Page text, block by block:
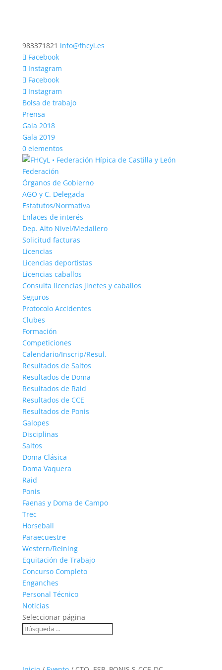
983371821 info@fhcyl.es
Facebook
Instagram
Facebook
Instagram
Bolsa de trabajo
Prensa
Gala 2018
Gala 2019
0 elementos
Federación
Órganos de Gobierno
AGO y C. Delegada
Estatutos/Normativa
Enlaces de interés
Dep. Alto Nivel/Medallero
Solicitud facturas
Licencias
Licencias deportistas
Licencias caballos
Consulta licencias jinetes y caballos
Seguros
Protocolo Accidentes
Clubes
Formación
Competiciones
Calendario/Inscrip/Resul.
Resultados de Saltos
Resultados de Doma
Resultados de Raid
Resultados de CCE
Resultados de Ponis
Galopes
Disciplinas
Saltos
Doma Clásica
Doma Vaquera
Raid
Ponis
Faenas y Doma de Campo
Trec
Horseball
Paraecuestre
Western/Reining
Equitación de Trabajo
Concurso Completo
Enganches
Personal Técnico
Noticias
Seleccionar página